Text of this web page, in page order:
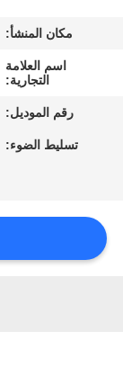
مراقبة
الجودة
اطلب
اقتباس
مكان المنشأ:
اسم العلامة
التجارية:
رقم الموديل:
تسليط الضوء: